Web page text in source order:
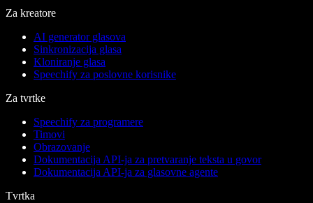
Za kreatore
AI generator glasova
Sinkronizacija glasa
Kloniranje glasa
Speechify za poslovne korisnike
Za tvrtke
Speechify za programere
Timovi
Obrazovanje
Dokumentacija API-ja za pretvaranje teksta u govor
Dokumentacija API-ja za glasovne agente
Tvrtka